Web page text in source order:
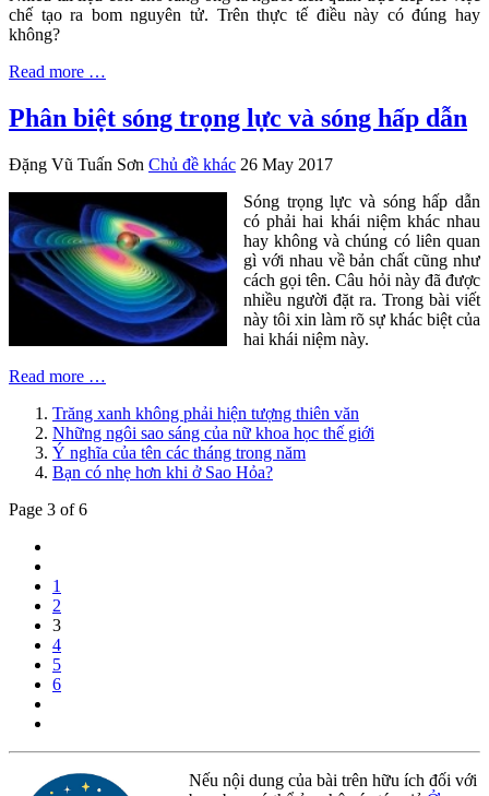
chế tạo ra bom nguyên tử. Trên thực tế điều này có đúng hay
không?
Read more …
Phân biệt sóng trọng lực và sóng hấp dẫn
Đặng Vũ Tuấn Sơn Chủ đề khác 26 May 2017
Sóng trọng lực và sóng hấp dẫn
có phải hai khái niệm khác nhau
hay không và chúng có liên quan
gì với nhau về bản chất cũng như
cách gọi tên. Câu hỏi này đã được
nhiều người đặt ra. Trong bài viết
này tôi xin làm rõ sự khác biệt của
hai khái niệm này.
Read more …
Trăng xanh không phải hiện tượng thiên văn
Những ngôi sao sáng của nữ khoa học thế giới
Ý nghĩa của tên các tháng trong năm
Bạn có nhẹ hơn khi ở Sao Hỏa?
Page 3 of 6
1
2
3
4
5
6
Nếu nội dung của bài trên hữu ích đối với